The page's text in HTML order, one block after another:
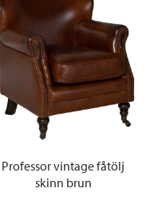
Professor vintage fåtölj
skinn brun